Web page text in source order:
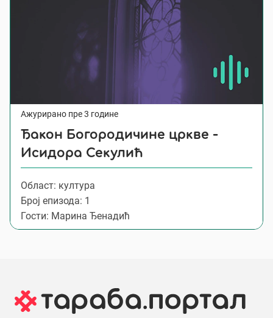
Ажурирано пре 3 године
Ђакон Богородичине цркве -
Исидора Секулић
Област: култура
Број епизода: 1
Гости: Марина Ђенадић